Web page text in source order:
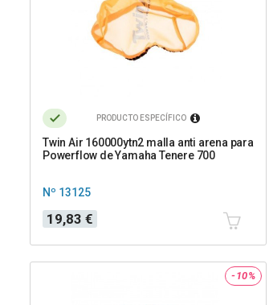
PRODUCTO ESPECÍFICO
Twin Air 160000ytn2 malla anti arena para
Powerflow de Yamaha Tenere 700
Nº 13125
Precio
19,83 €
-10%